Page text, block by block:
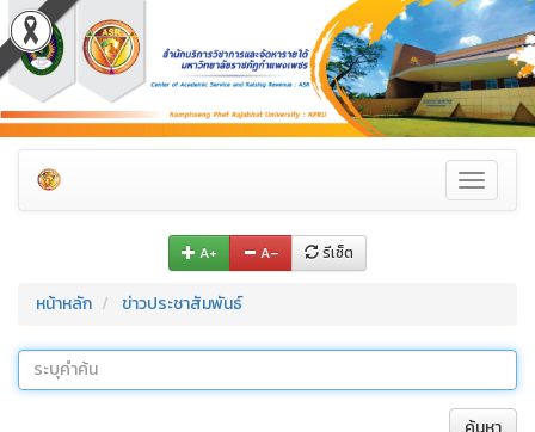
Toggle
A+ A– รีเซ็ต
หน้าหลัก ข่าวประชาสัมพันธ์